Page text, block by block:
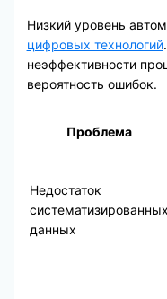
Низкий уровень
цифровых технологий
неэффективности
вероятность ошибок.
Проблема
Недостаток
систематизированных
данных